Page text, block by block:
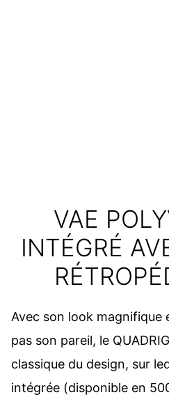
VAE
INTÉGRÉ
Avec son look magnifique
pas son pareil, le
classique du design, sur
intégrée (disponible en